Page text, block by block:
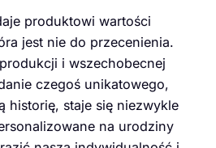
produktowi wartości
jest nie do przecenienia.
i wszechobecnej
czegoś unikatowego,
historię, staje się niezwykle
na urodziny